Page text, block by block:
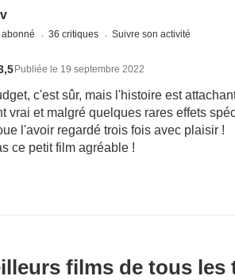
abonné 36 critiques Suivre son activité
Publiée le 19 septembre 2022
c'est sûr, mais l'histoire est
vrai et malgré quelques rares effets
l'avoir regardé trois fois avec plaisir !
ce petit film agréable !
films de tous les